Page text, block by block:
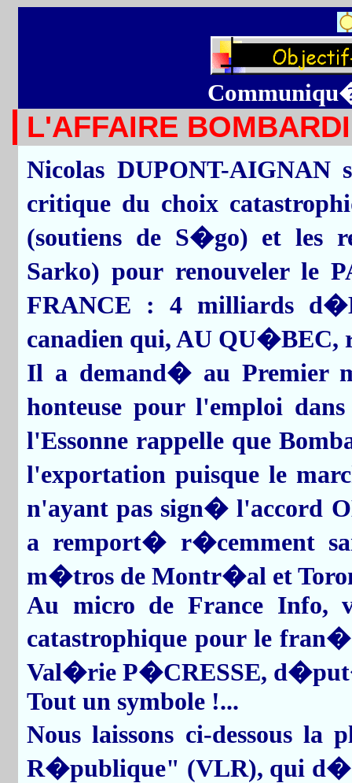
L'AFFAIRE
Nicolas DUPONT-
critique du choix
(soutiens de S�go) et les
Sarko) pour renouveler le
FRANCE : 4 milliards
canadien qui, AU QU�BEC,
Il a demand� au Premier
honteuse pour l'emploi
l'Essonne rappelle que
l'exportation puisque le
n'ayant pas sign� l'accord
a remport� r�cemment
m�tros de Montr�al et
Au micro de France Info,
catastrophique pour le
Val�rie P�CRESSE,
Tout un symbole !...
Nous laissons ci-dessous
R�publique" (VLR), qui